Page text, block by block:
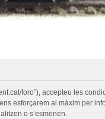
foro”), accepteu les
esforçarem al màxim per
o s’esmenen.